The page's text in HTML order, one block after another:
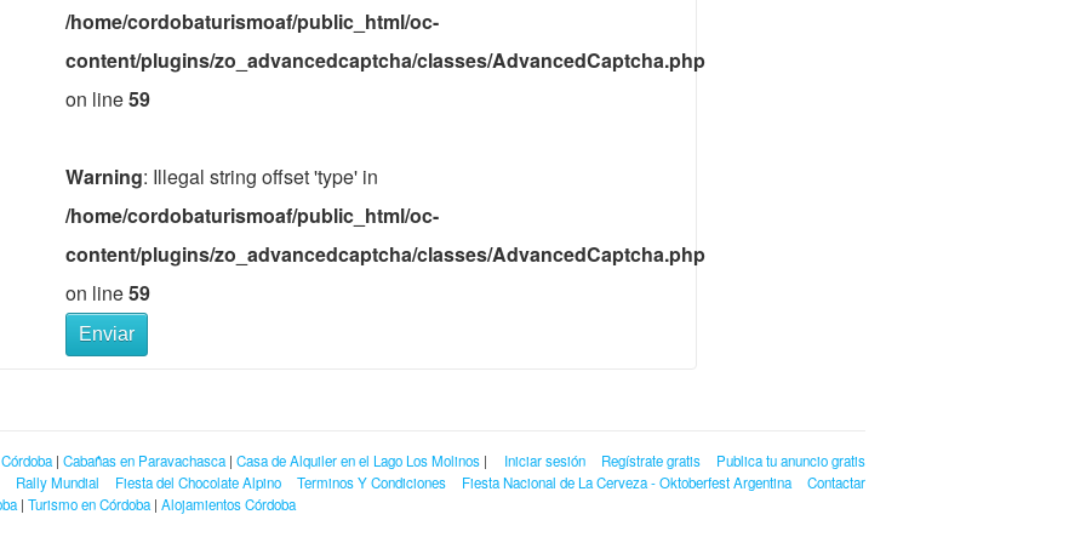
/home/cordobaturismoaf/public_html/oc-
content/plugins/zo_advancedcaptcha/classes/AdvancedCaptcha.php
on line59
Warning: Illegal string offset 'type' in
/home/cordobaturismoaf/public_html/oc-
content/plugins/zo_advancedcaptcha/classes/AdvancedCaptcha.php
on line59
Enviar
Iniciar sesión Regístrate gratis
Publica tu anuncio gratis
Rally Mundial
Fiesta del Chocolate Alpino Terminos Y Condiciones Fiesta Nacional de La Cerveza - Oktoberfest Argentina Contactar
| Cabañas en Paravachasca | Casa de Alquiler en el Lago Los Molinos |
| Turismo en Córdoba | Alojamientos Córdoba